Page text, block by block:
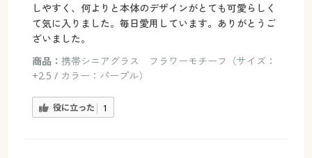
しやすく、何よりと本体のデザインがとても可愛らしく
て気に入りました。毎日愛用しています。ありがとうご
ざいました。
商品： 携帯シニアグラス フラワーモチーフ（サイズ：
+2.5 / カラー：パープル）
役に立った 1